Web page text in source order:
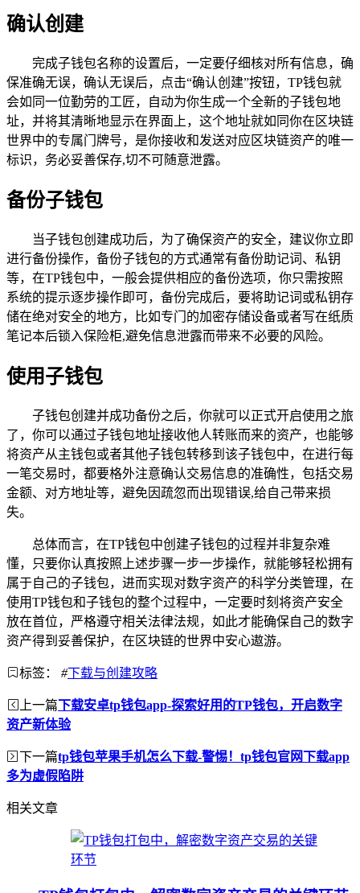
确认创建
完成子钱包名称的设置后，一定要仔细核对所有信息，确
保准确无误，确认无误后，点击“确认创建”按钮，TP钱包就
会如同一位勤劳的工匠，自动为你生成一个全新的子钱包地
址，并将其清晰地显示在界面上，这个地址就如同你在区块链
世界中的专属门牌号，是你接收和发送对应区块链资产的唯一
标识，务必妥善保存,切不可随意泄露。
备份子钱包
当子钱包创建成功后，为了确保资产的安全，建议你立即
进行备份操作，备份子钱包的方式通常有备份助记词、私钥
等，在TP钱包中，一般会提供相应的备份选项，你只需按照
系统的提示逐步操作即可，备份完成后，要将助记词或私钥存
储在绝对安全的地方，比如专门的加密存储设备或者写在纸质
笔记本后锁入保险柜,避免信息泄露而带来不必要的风险。
使用子钱包
子钱包创建并成功备份之后，你就可以正式开启使用之旅
了，你可以通过子钱包地址接收他人转账而来的资产，也能够
将资产从主钱包或者其他子钱包转移到该子钱包中，在进行每
一笔交易时，都要格外注意确认交易信息的准确性，包括交易
金额、对方地址等，避免因疏忽而出现错误,给自己带来损
失。
总体而言，在TP钱包中创建子钱包的过程并非复杂难
懂，只要你认真按照上述步骤一步一步操作，就能够轻松拥有
属于自己的子钱包，进而实现对数字资产的科学分类管理，在
使用TP钱包和子钱包的整个过程中，一定要时刻将资产安全
放在首位，严格遵守相关法律法规，如此才能确保自己的数字
资产得到妥善保护，在区块链的世界中安心遨游。
标签： #下载与创建攻略
上一篇下载安卓tp钱包app-探索好用的TP钱包，开启数字
资产新体验
下一篇tp钱包苹果手机怎么下载-警惕！tp钱包官网下载app
多为虚假陷阱
相关文章